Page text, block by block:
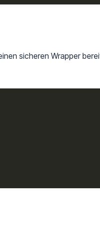
sicheren Wrapper